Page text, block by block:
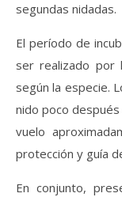
segundas nidadas.
El período de
ser realizado por
según la especie.
nido poco
vuelo
protección y guía
En conjunto,